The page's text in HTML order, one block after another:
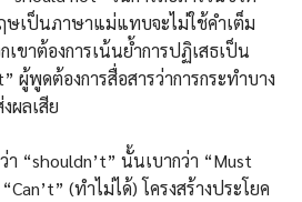
ษเป็นภาษาแม่แทบจะไม่ใช้คำเต็ม
ขาต้องการเน้นย้ำการปฏิเสธเป็น
ผู้พูดต้องการสื่อสารว่าการกระทำบาง
ผลเสีย
า “shouldn’t” นั้นเบากว่า “Must
(ทำไม่ได้) โครงสร้างประโยค